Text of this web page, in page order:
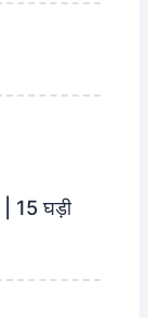
15 घड़ी